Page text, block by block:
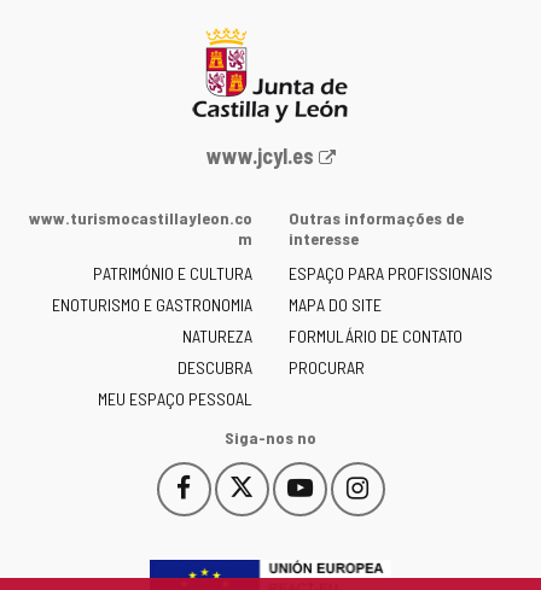
Portal
Junta
Castilla
y
León
-
www.jcyl.es
www.turismocastillayleon.co
m
PATRIMÓNIO E CULTURA
ENOTURISMO E GASTRONOMIA
NATUREZA
DESCUBRA
MEU ESPAÇO PESSOAL
Outras informações de
interesse
ESPAÇO PARA PROFISSIONAIS
MAPA DO SITE
FORMULÁRIO DE CONTATO
PROCURAR
Siga-nos no
Facebook
Este
enlace
abrirá
Este
enlace
abrirá
YouTube
Este
enlace
abrirá
Instagram
Este
enlace
abrirá